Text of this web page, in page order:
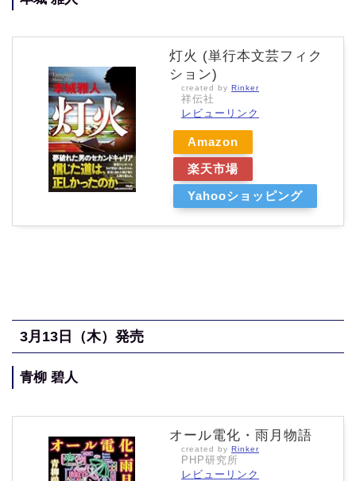
灯火 (単行本文芸フィク
ション)
created by Rinker
祥伝社
レビューリンク
Amazon
楽天市場
Yahooショッピング
3月13日（木）発売
青柳 碧人
オール電化・雨月物語
created by Rinker
PHP研究所
レビューリンク